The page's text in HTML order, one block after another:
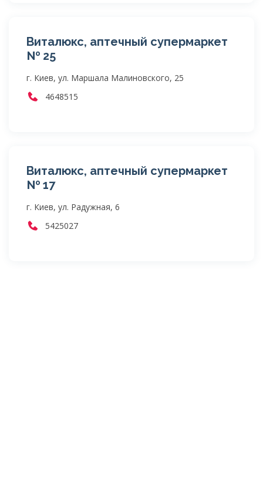
Виталюкс, аптечный супермаркет
№ 25
г. Киев, ул. Маршала Малиновского, 25
4648515
Виталюкс, аптечный супермаркет
№ 17
г. Киев, ул. Радужная, 6
5425027